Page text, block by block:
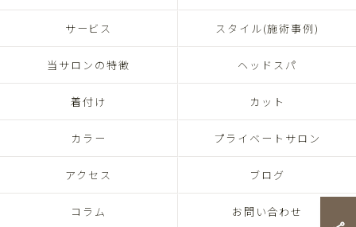
サービス スタイル(施術事例)
当サロンの特徴 ヘッドスパ
着付け カット
カラー プライベートサロン
アクセス ブログ
コラム お問い合わせ